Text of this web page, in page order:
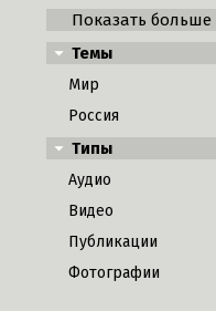
Показать больше
Темы
Мир
Россия
Типы
Аудио
Видео
Публикации
Фотографии